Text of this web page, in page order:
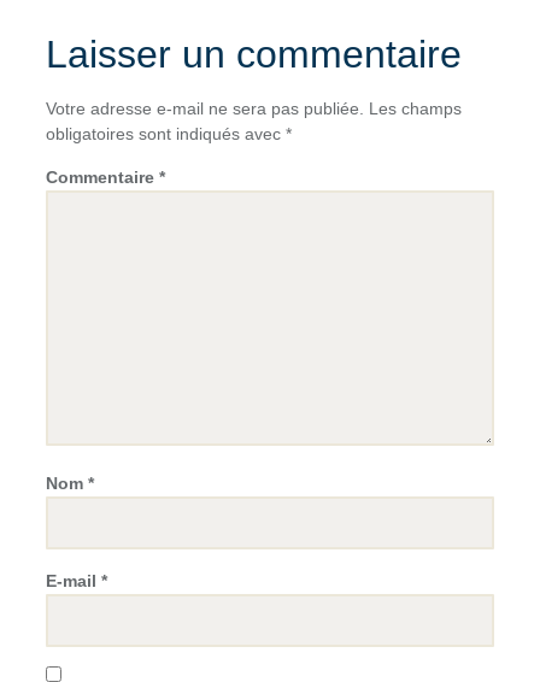
Laisser un commentaire
Votre adresse e-mail ne sera pas publiée.
Les champs
obligatoires sont indiqués avec *
Commentaire *
Nom *
E-mail *